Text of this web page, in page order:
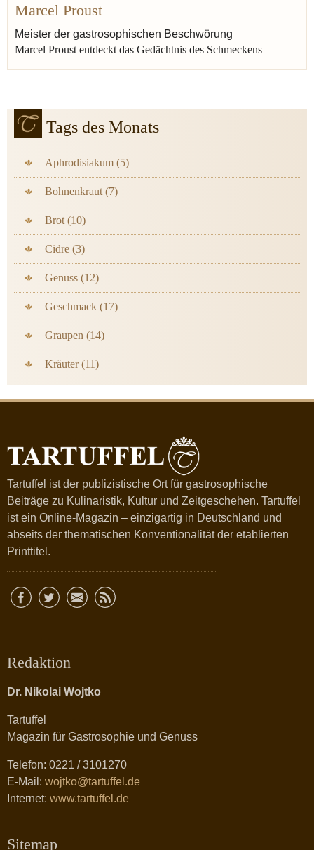
Erinnerung
Varenne françois-pierre de la
Marcel Proust
Meister der gastrosophischen Beschwörung
Marcel Proust entdeckt das Gedächtnis des Schmeckens
Tags des Monats
Aphrodisiakum (5)
Bohnenkraut (7)
Brot (10)
Cidre (3)
Genuss (12)
Geschmack (17)
Graupen (14)
Kräuter (11)
Tartuffel ist der publizistische Ort für gastrosophische
Beiträge zu Kulinaristik, Kultur und Zeitgeschehen. Tartuffel
ist ein Online-Magazin – einzigartig in Deutschland und
abseits der thematischen Konventionalität der etablierten
Printtitel.
Redaktion
Dr. Nikolai Wojtko
Tartuffel
Magazin für Gastrosophie und Genuss
Telefon: 0221 / 3101270
E-Mail: wojtko@tartuffel.de
Internet: www.tartuffel.de
Sitemap